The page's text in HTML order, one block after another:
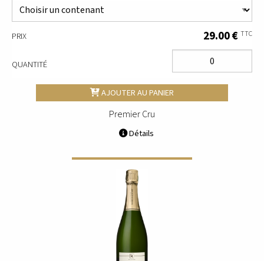
PRIX 29.00 € TTC
QUANTITÉ
AJOUTER AU PANIER
Premier Cru
Détails